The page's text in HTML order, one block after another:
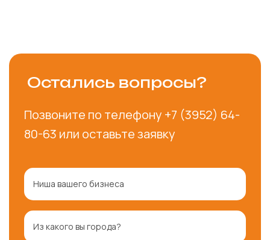
Остались вопросы?
Позвоните по телефону +7 (3952) 64-
80-63 или оставьте заявку